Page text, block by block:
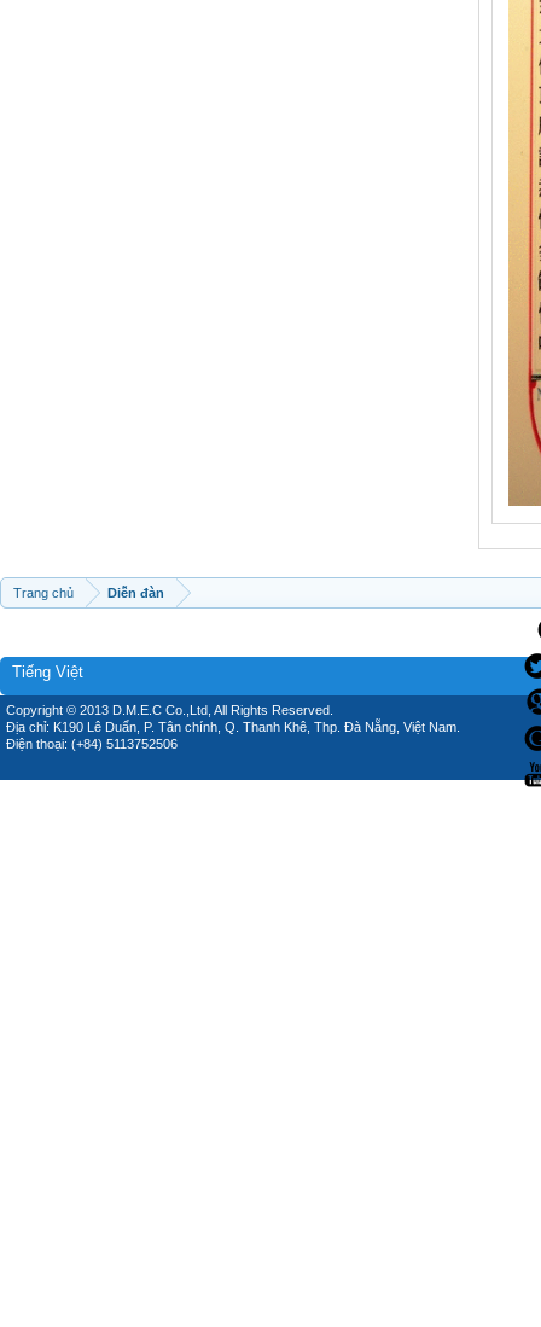
Trang chủ Diễn đàn
Tiếng Việt
Copyright © 2013 D.M.E.C Co.,Ltd, All Rights Reserved.
Địa chỉ: K190 Lê Duẩn, P. Tân chính, Q. Thanh Khê, Thp. Đà Nẵng, Việt Nam.
Điện thoại: (+84) 5113752506